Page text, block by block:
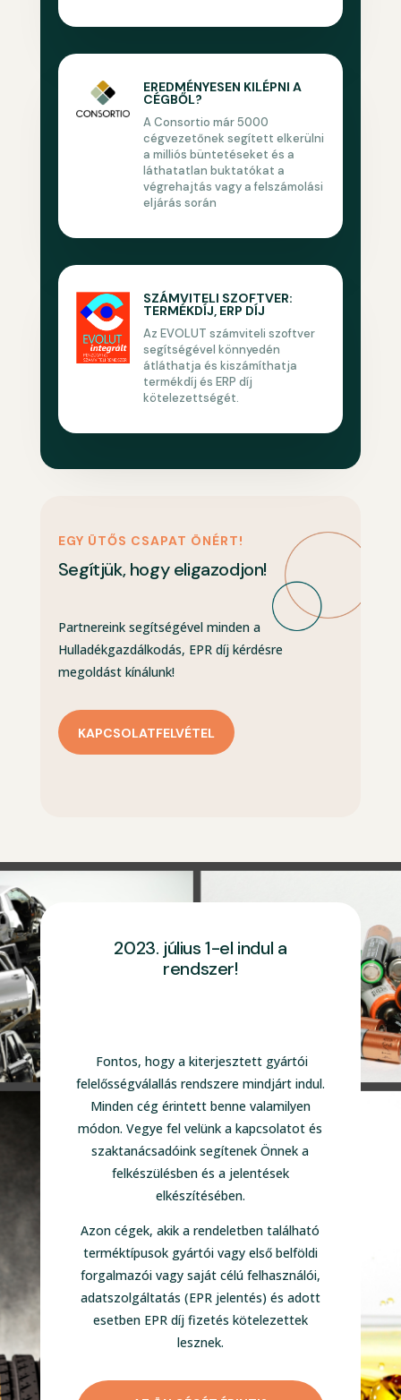
EREDMÉNYESEN KILÉPNI A
CÉGBŐL?
A Consortio már 5000
cégvezetőnek segített elkerülni
a milliós büntetéseket és a
láthatatlan buktatókat a
végrehajtás vagy a felszámolási
eljárás során
SZÁMVITELI SZOFTVER:
TERMÉKDÍJ, ERP DÍJ
Az EVOLUT számviteli szoftver
segítségével könnyedén
átláthatja és kiszámíthatja
termékdíj és ERP díj
kötelezettségét.
EGY ÜTŐS CSAPAT ÖNÉRT!
Segítjük, hogy eligazodjon!
Partnereink segítségével minden a
Hulladékgazdálkodás, EPR díj kérdésre
megoldást kínálunk!
KAPCSOLATFELVÉTEL
2023. július 1-el indul a
rendszer!
Fontos, hogy a kiterjesztett gyártói
felelősségválallás rendszere mindjárt indul.
Minden cég érintett benne valamilyen
módon. Vegye fel velünk a kapcsolatot és
szaktanácsadóink segítenek Önnek a
felkészülésben és a jelentések
elkészítésében.
Azon cégek, akik a rendeletben található
terméktípusok gyártói vagy első belföldi
forgalmazói vagy saját célú felhasználói,
adatszolgáltatás (EPR jelentés) és adott
esetben EPR díj fizetés kötelezettek
lesznek.